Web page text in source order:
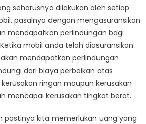
Dari
Asuransi
Mobil
seharusnya dilakukan oleh setiap
pasalnya dengan mengasuransikan
mendapatkan perlindungan bagi
mobil anda telah diasuransikan
mendapatkan perlindungan
dari biaya perbaikan atas
ringan maupun kerusakan
mencapai kerusakan tingkat berat.
pastinya kita memerlukan uang yang